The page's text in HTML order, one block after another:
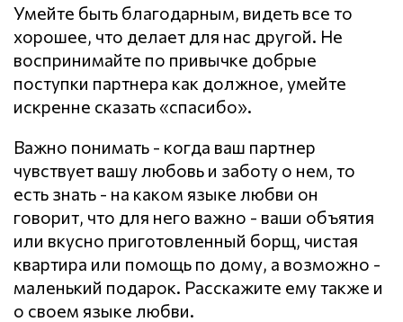
Умейте быть благодарным, видеть все то
хорошее, что делает для нас другой. Не
воспринимайте по привычке добрые
поступки партнера как должное, умейте
искренне сказать «спасибо».
Важно понимать - когда ваш партнер
чувствует вашу любовь и заботу о нем, то
есть знать - на каком языке любви он
говорит, что для него важно - ваши объятия
или вкусно приготовленный борщ, чистая
квартира или помощь по дому, а возможно -
маленький подарок. Расскажите ему также и
о своем языке любви.